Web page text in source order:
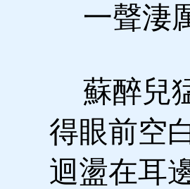
一聲淒
蘇醉兒
得眼前空
迴盪在耳